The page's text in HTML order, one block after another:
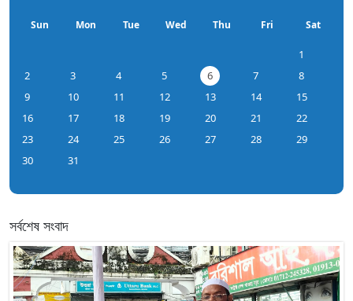
Sun Mon Tue Wed Thu Fri Sat
1
2
3 4 5 6 7
8
9
10 11 12 13 14
15
16
17 18 19 20 21
22
23
24 25 26 27 28
29
30
31
সর্বশেষ সংবাদ